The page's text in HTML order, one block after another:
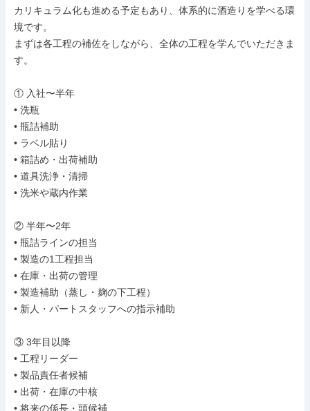
カリキュラム化も進める予定もあり、体系的に酒造りを学べる環
境です。
まずは各工程の補佐をしながら、全体の工程を学んでいただきま
す。
① 入社〜半年
• 洗瓶
• 瓶詰補助
• ラベル貼り
• 箱詰め・出荷補助
• 道具洗浄・清掃
• 洗米や蔵内作業
② 半年〜2年
• 瓶詰ラインの担当
• 製造の1工程担当
• 在庫・出荷の管理
• 製造補助（蒸し・麹の下工程）
• 新人・パートスタッフへの指示補助
③ 3年目以降
• 工程リーダー
• 製品責任者候補
• 出荷・在庫の中核
• 将来の係長・頭候補